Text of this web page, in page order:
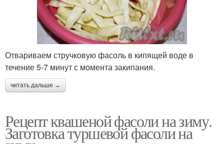
Отвариваем стручковую фасоль в кипящей воде в
течение 5-7 минут с момента закипания.
читать дальше →
Рецепт квашеной фасоли на зиму.
Заготовка туршевой фасоли на